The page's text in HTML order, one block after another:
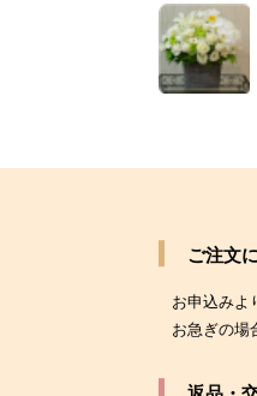
ご注文
お申込みよ
お急ぎの場